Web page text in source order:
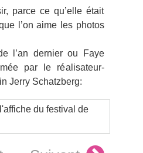
parce ce qu’elle était
l’on aime les photos
l’an dernier ou Faye
par le réalisateur-
Jerry Schatzberg: